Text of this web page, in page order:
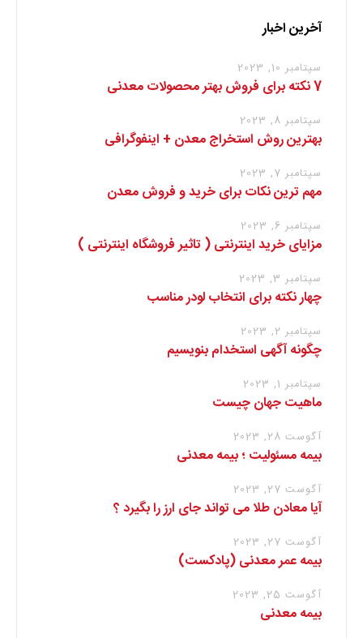
آخرین اخبار
سپتامبر 10, 2023
7 نکته برای فروش بهتر محصولات معدنی
سپتامبر 8, 2023
بهترین روش استخراج معدن + اینفوگرافی
سپتامبر 7, 2023
مهم ترین نکات برای خرید و فروش معدن
سپتامبر 6, 2023
مزایای خرید اینترنتی ( تاثیر فروشگاه اینترنتی )
سپتامبر 3, 2023
چهار نکته برای انتخاب لودر مناسب
سپتامبر 2, 2023
چگونه آگهی استخدام بنویسیم
سپتامبر 1, 2023
ماهیت جهان چیست
آگوست 28, 2023
بیمه مسئولیت ؛ بیمه معدنی
آگوست 27, 2023
آیا معادن طلا می تواند جای ارز را بگیرد ؟
آگوست 27, 2023
بیمه عمر معدنی (پادکست)
آگوست 25, 2023
بیمه معدنی